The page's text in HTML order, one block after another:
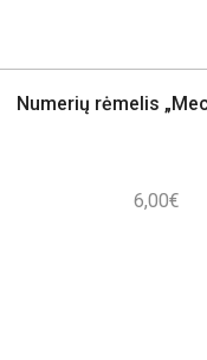
Numerių rėmelis
6,00€